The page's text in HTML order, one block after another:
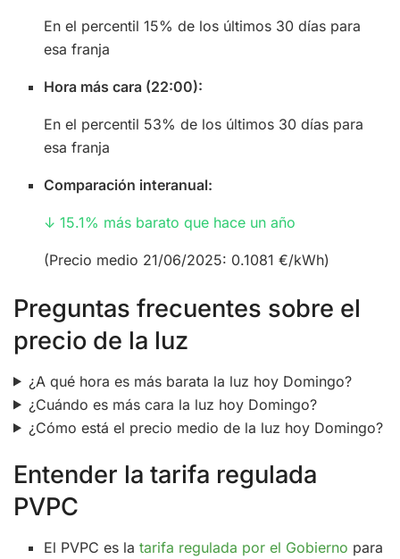
En el percentil 15% de los últimos 30 días para
esa franja
Hora más cara (22:00):
En el percentil 53% de los últimos 30 días para
esa franja
Comparación interanual:
↓ 15.1% más barato que hace un año
(Precio medio 21/06/2025: 0.1081 €/kWh)
Preguntas frecuentes sobre el
precio de la luz
¿A qué hora es más barata la luz hoy Domingo?
¿Cuándo es más cara la luz hoy Domingo?
¿Cómo está el precio medio de la luz hoy Domingo?
Entender la tarifa regulada
PVPC
El PVPC es latarifa regulada por el Gobierno para